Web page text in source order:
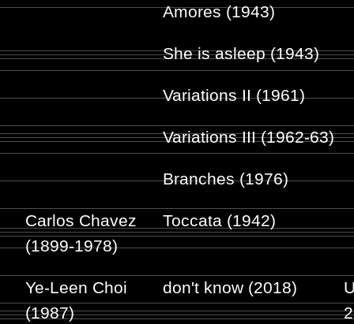
Amores (1943)
She is asleep (1943)
Variations II (1961)
Variations III (1962-63)
Branches (1976)
Carlos Chavez
(1899-1978)
Toccata (1942)
Ye-Leen Choi
(1987)
don't know (2018)